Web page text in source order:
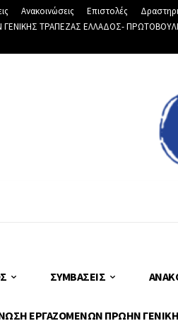
Ανακοινώσεις Επιστολές
ΤΡΑΠΕΖΑΣ ΕΛΛΑΔΟΣ-
ΣΥΜΒΆΣΕΙΣ
ΕΡΓΑΖΟΜΕΝΩΝ ΠΡΩΗΝ